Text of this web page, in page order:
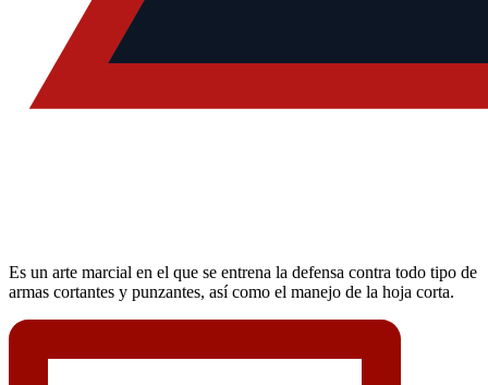
Es un arte marcial en el que se entrena la defensa contra todo tipo de
armas cortantes y punzantes, así como el manejo de la hoja corta.